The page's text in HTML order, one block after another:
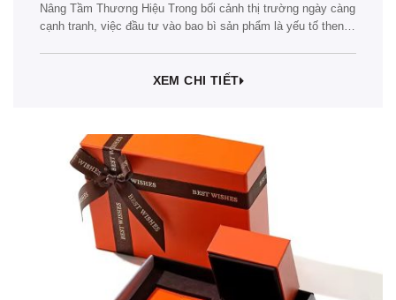
Nâng Tầm Thương Hiệu Trong bối cảnh thị trường ngày càng
cạnh tranh, việc đầu tư vào bao bì sản phẩm là yếu tố then
XEM CHI TIẾT